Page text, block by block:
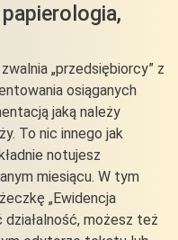
„przedsiębiorcy” z
osiąganych
jaką należy
To nic innego jak
notujesz
miesiącu. W tym
„Ewidencja
możesz też